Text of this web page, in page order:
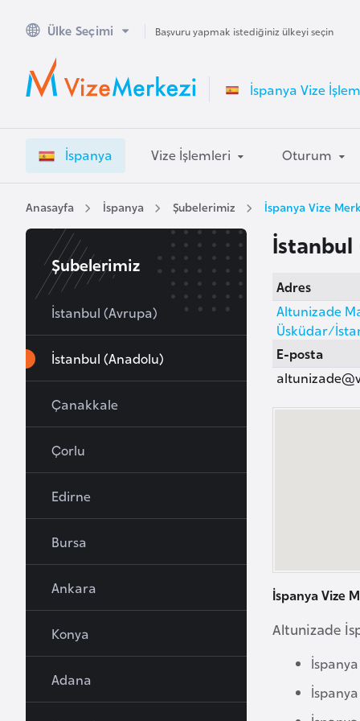
Ülke Seçimi Başvuru yapmak istediğiniz ülkeyi seçin
İspanya Vize
İspanya Vize İşlemleri Oturum
Anasayfa İspanya Şubelerimiz İspanya Vize
İstanbul
Adres
Altunizade
Üsküdar/
E-posta
İspanya Vize
Altunizade
Şubelerimiz
İstanbul (Avrupa)
İstanbul (Anadolu)
Çanakkale
Çorlu
Edirne
Bursa
Ankara
Konya
Adana
A
u
s
a
l
A
u
s
t
y
z
r
b
a
y
c
a
n